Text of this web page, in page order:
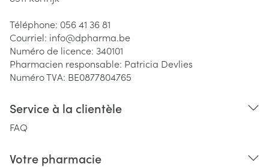
Téléphone: 056 41 36 81
Courriel: info@dpharma.be
Numéro de licence: 340101
Pharmacien responsable: Patricia Devlies
Numéro TVA: BE0877804765
Service à la clientèle
FAQ
Votre pharmacie